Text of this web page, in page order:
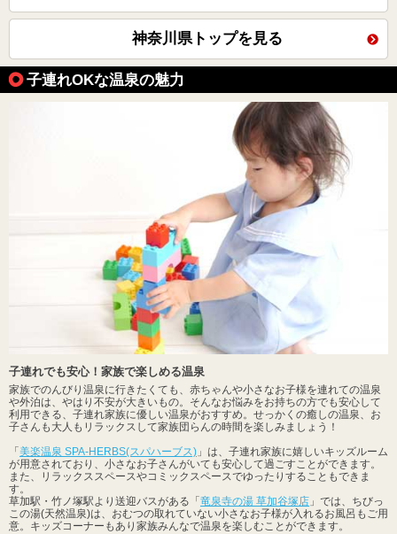
神奈川県トップを見る
子連れOKな温泉の魅力
子連れでも安心！家族で楽しめる温泉
家族でのんびり温泉に行きたくても、赤ちゃんや小さなお子様を連れての温泉
や外泊は、やはり不安が大きいもの。そんなお悩みをお持ちの方でも安心して
利用できる、子連れ家族に優しい温泉がおすすめ。せっかくの癒しの温泉、お
子さんも大人もリラックスして家族団らんの時間を楽しみましょう！
「 美楽温泉 SPA-HERBS(スパハーブス) 」は、子連れ家族に嬉しいキッズルーム
が用意されており、小さなお子さんがいても安心して過ごすことができます。
また、リラックススペースやコミックスペースでゆったりすることもできま
す。
草加駅・竹ノ塚駅より送迎バスがある「 竜泉寺の湯 草加谷塚店 」では、ちびっ
この湯(天然温泉)は、おむつの取れていない小さなお子様が入れるお風呂もご用
意。キッズコーナーもあり家族みんなで温泉を楽しむことができます。